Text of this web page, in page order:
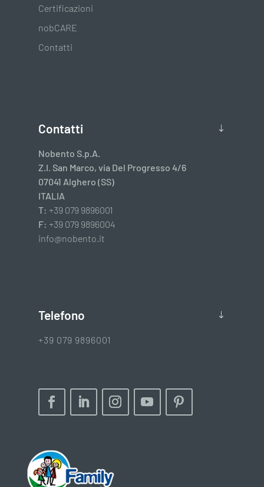
Certificazioni
nobCARE
Contatti
Contatti
Nobento S.p.A.
Z.I. San Marco, via Del Progresso 4/6
07041 Alghero (SS)
ITALIA
T: +39 079 9896001
F: +39 079 9896004
info@nobento.it
Telefono
+39 079 9896001